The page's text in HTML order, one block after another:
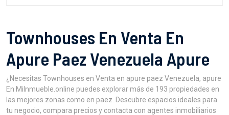
Townhouses En Venta En
Apure Paez Venezuela Apure
¿Necesitas Townhouses en Venta en apure paez Venezuela, apure
En MiInmueble.online puedes explorar más de 193 propiedades en
las mejores zonas como en paez. Descubre espacios ideales para
tu negocio, compara precios y contacta con agentes inmobiliarios